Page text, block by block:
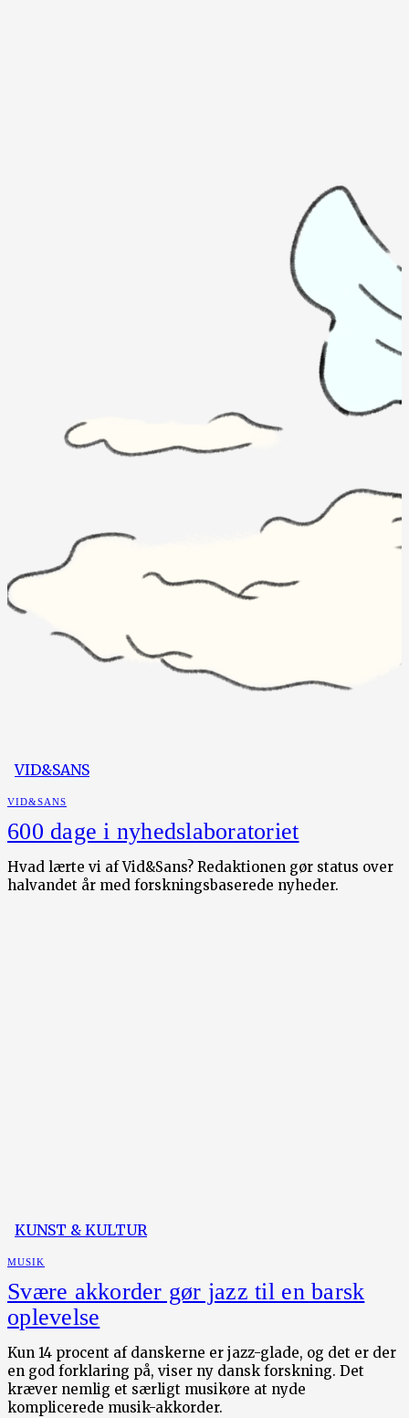
VID&SANS
VID&SANS
600 dage i nyhedslaboratoriet
Hvad lærte vi af Vid&Sans? Redaktionen gør status over
halvandet år med forskningsbaserede nyheder.
KUNST & KULTUR
MUSIK
Svære akkorder gør jazz til en barsk
oplevelse
Kun 14 procent af danskerne er jazz-glade, og det er der
en god forklaring på, viser ny dansk forskning. Det
kræver nemlig et særligt musikøre at nyde
komplicerede musik-akkorder.